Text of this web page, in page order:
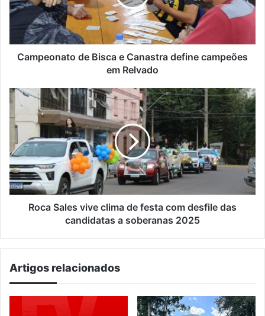
define
campeões
Relvado
Campeonato de Bisca e Canastra define campeões
em Relvado
Roca
Sales
vive
clima
de
festa
com
desfile
das
candidatas
Roca Sales vive clima de festa com desfile das
candidatas a soberanas 2025
Artigos relacionados